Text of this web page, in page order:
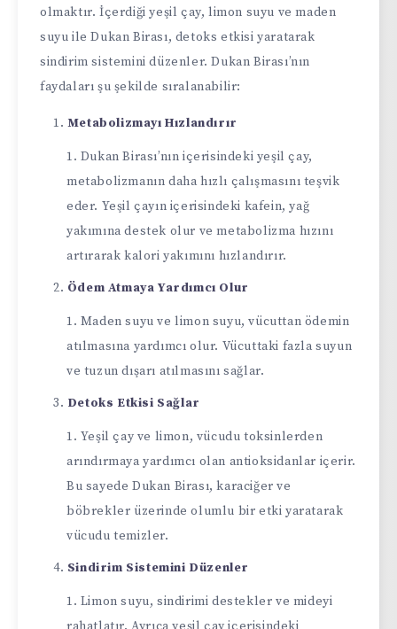
olmaktır. İçerdiği yeşil çay, limon suyu ve maden
suyu ile Dukan Birası, detoks etkisi yaratarak
sindirim sistemini düzenler. Dukan Birası’nın
faydaları şu şekilde sıralanabilir:
Metabolizmayı Hızlandırır
Dukan Birası’nın içerisindeki yeşil çay,
metabolizmanın daha hızlı çalışmasını teşvik
eder. Yeşil çayın içerisindeki kafein, yağ
yakımına destek olur ve metabolizma hızını
artırarak kalori yakımını hızlandırır.
Ödem Atmaya Yardımcı Olur
Maden suyu ve limon suyu, vücuttan ödemin
atılmasına yardımcı olur. Vücuttaki fazla suyun
ve tuzun dışarı atılmasını sağlar.
Detoks Etkisi Sağlar
Yeşil çay ve limon, vücudu toksinlerden
arındırmaya yardımcı olan antioksidanlar içerir.
Bu sayede Dukan Birası, karaciğer ve
böbrekler üzerinde olumlu bir etki yaratarak
vücudu temizler.
Sindirim Sistemini Düzenler
Limon suyu, sindirimi destekler ve mideyi